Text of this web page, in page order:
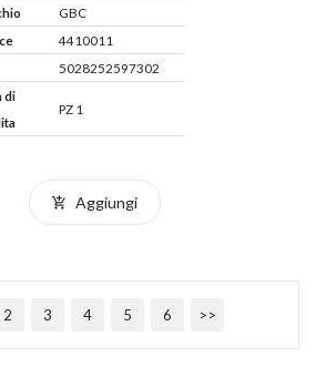
GBC
4410011
5028252597302
di
PZ 1
Aggiungi
2 3 4 5 6 >>